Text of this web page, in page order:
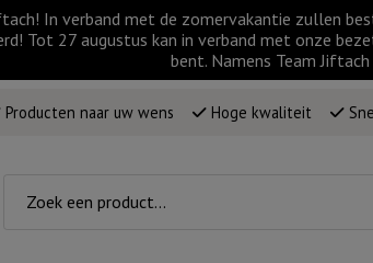
In verband met de zomervakantie zullen
Tot 27 augustus kan in verband met onze
bent. Namens Team
Producten naar uw wens Hoge kwaliteit